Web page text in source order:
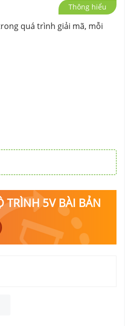
Thông hiểu
quá trình giải mã, mỗi
TRÌNH 5V BÀI BẢN